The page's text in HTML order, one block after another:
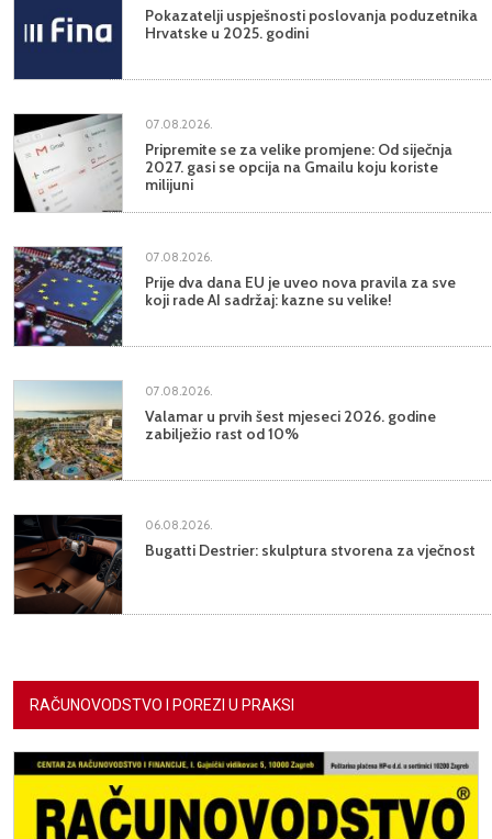
Pokazatelji uspješnosti poslovanja poduzetnika
Hrvatske u 2025. godini
07.08.2026.
Pripremite se za velike promjene: Od siječnja
2027. gasi se opcija na Gmailu koju koriste
milijuni
07.08.2026.
Prije dva dana EU je uveo nova pravila za sve
koji rade AI sadržaj: kazne su velike!
07.08.2026.
Valamar u prvih šest mjeseci 2026. godine
zabilježio rast od 10%
06.08.2026.
Bugatti Destrier: skulptura stvorena za vječnost
RAČUNOVODSTVO I POREZI U PRAKSI